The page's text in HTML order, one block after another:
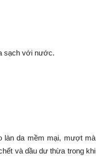
sạch với nước.
làn da mềm mại, mượt mà
và dầu dư thừa trong khi